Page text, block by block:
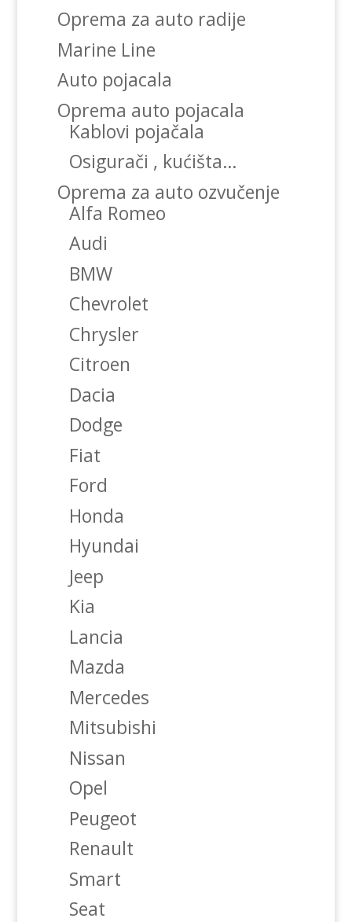
Oprema za auto radije
Marine Line
Auto pojacala
Oprema auto pojacala
Kablovi pojačala
Osigurači , kućišta…
Oprema za auto ozvučenje
Alfa Romeo
Audi
BMW
Chevrolet
Chrysler
Citroen
Dacia
Dodge
Fiat
Ford
Honda
Hyundai
Jeep
Kia
Lancia
Mazda
Mercedes
Mitsubishi
Nissan
Opel
Peugeot
Renault
Smart
Seat